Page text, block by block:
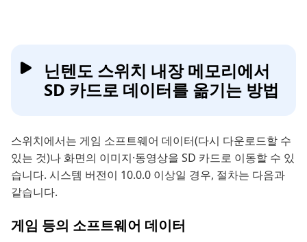
닌텐도 스위치 내장 메모리에서
SD 카드로 데이터를 옮기는 방법
스위치에서는 게임 소프트웨어 데이터(다시 다운로드할 수
있는 것)나 화면의 이미지·동영상을 SD 카드로 이동할 수 있
습니다. 시스템 버전이 10.0.0 이상일 경우, 절차는 다음과
같습니다.
게임 등의 소프트웨어 데이터